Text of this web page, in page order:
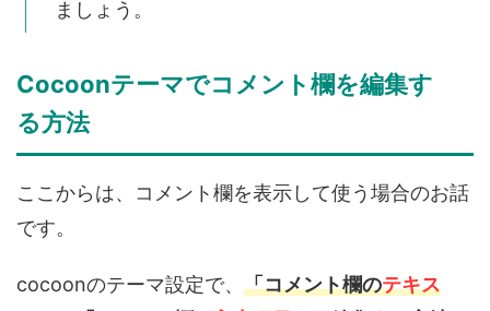
ましょう。
Cocoonテーマでコメント欄を編集す
る方法
ここからは、コメント欄を表示して使う場合のお話
です。
cocoonのテーマ設定で、 「コメント欄のテキス